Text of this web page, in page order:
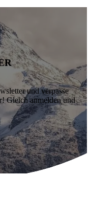
und verpasse
Gleich anmelden und